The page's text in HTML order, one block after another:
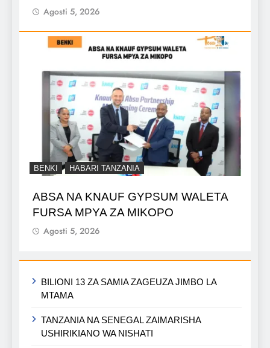
Agosti 5, 2026
BENKI HABARI TANZANIA
ABSA NA KNAUF GYPSUM WALETA
FURSA MPYA ZA MIKOPO
Agosti 5, 2026
BILIONI 13 ZA SAMIA ZAGEUZA JIMBO LA
MTAMA
TANZANIA NA SENEGAL ZAIMARISHA
USHIRIKIANO WA NISHATI